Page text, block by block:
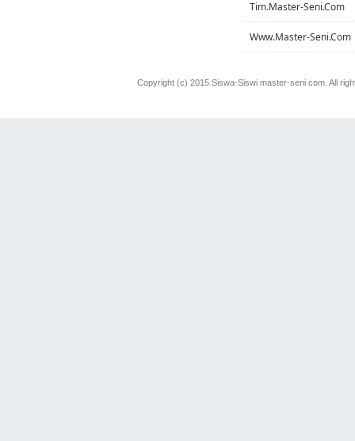
Tim.master-Seni.com
Www.master-Seni.com
Copyright (c) 2015 Siswa-Siswi master-seni com. All